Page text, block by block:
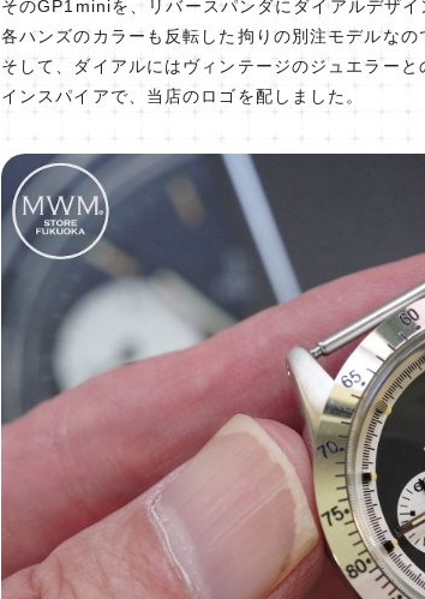
そのGP1miniを、リバースパンダにダイアルデザイ
各ハンズのカラーも反転した拘りの別注モデルなの
そして、ダイアルにはヴィンテージのジュエラー
インスパイアで、当店のロゴを配しました。